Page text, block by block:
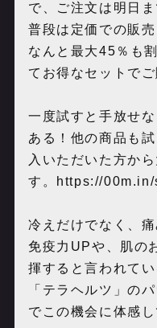
で、ご注文は明日ま
普段は定価での販
なんと最大45％も
てお得なセットで
一度試すと手放せ
ある！他の商品も
入いただいた方か
す。https://
冷えだけでなく、
免疫力UPや、肌の
揮すると言われて
「テラヘルツ」の
でこの機会に体感